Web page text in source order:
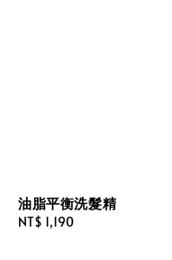
油脂平衡洗髮精
Regular
NT$ 1,190